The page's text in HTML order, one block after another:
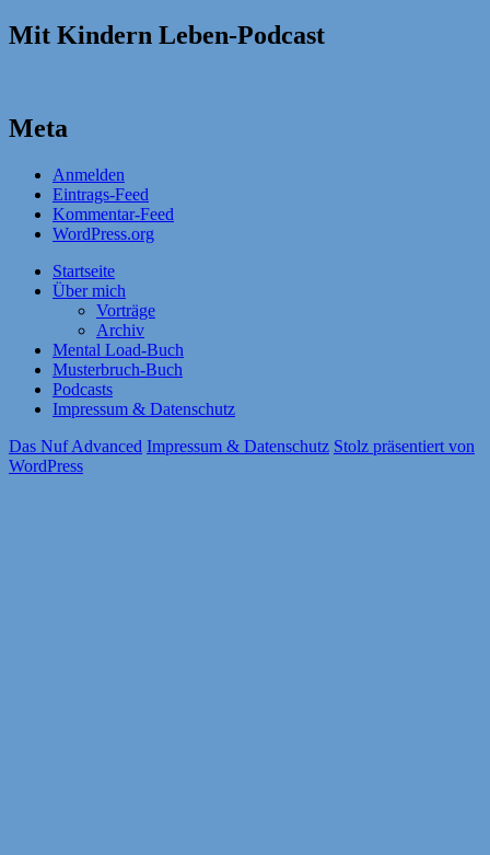
Mit Kindern Leben-Podcast
Meta
Anmelden
Eintrags-Feed
Kommentar-Feed
WordPress.org
Startseite
Über mich
Vorträge
Archiv
Mental Load-Buch
Musterbruch-Buch
Podcasts
Impressum & Datenschutz
Das Nuf Advanced Impressum & Datenschutz Stolz präsentiert von
WordPress